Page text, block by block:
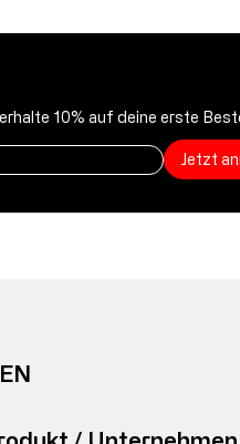
10% auf deine erste
Jetzt